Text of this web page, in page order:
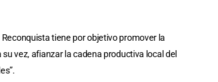
tiene por objetivo promover la
vez, afianzar la cadena productiva local del